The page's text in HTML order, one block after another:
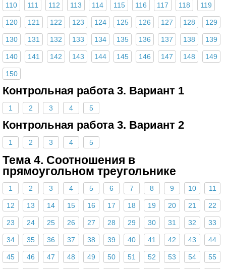
110 111 112 113 114 115 116 117 118 119
120 121 122 123 124 125 126 127 128 129
130 131 132 133 134 135 136 137 138 139
140 141 142 143 144 145 146 147 148 149
150
Контрольная работа 3. Вариант 1
1 2 3 4 5
Контрольная работа 3. Вариант 2
1 2 3 4 5
Тема 4. Соотношения в
прямоугольном треугольнике
1 2 3 4 5 6 7 8 9 10 11
12 13 14 15 16 17 18 19 20 21 22
23 24 25 26 27 28 29 30 31 32 33
34 35 36 37 38 39 40 41 42 43 44
45 46 47 48 49 50 51 52 53 54 55